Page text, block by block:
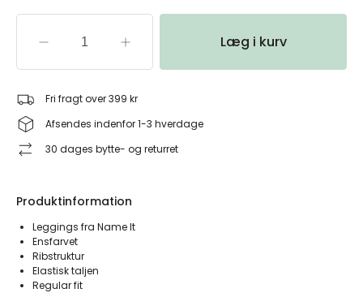
Læg i kurv
Fri fragt over 399 kr
Afsendes indenfor 1-3 hverdage
30 dages bytte- og returret
Produktinformation
Leggings fra Name It
Ensfarvet
Ribstruktur
Elastisk taljen
Regular fit